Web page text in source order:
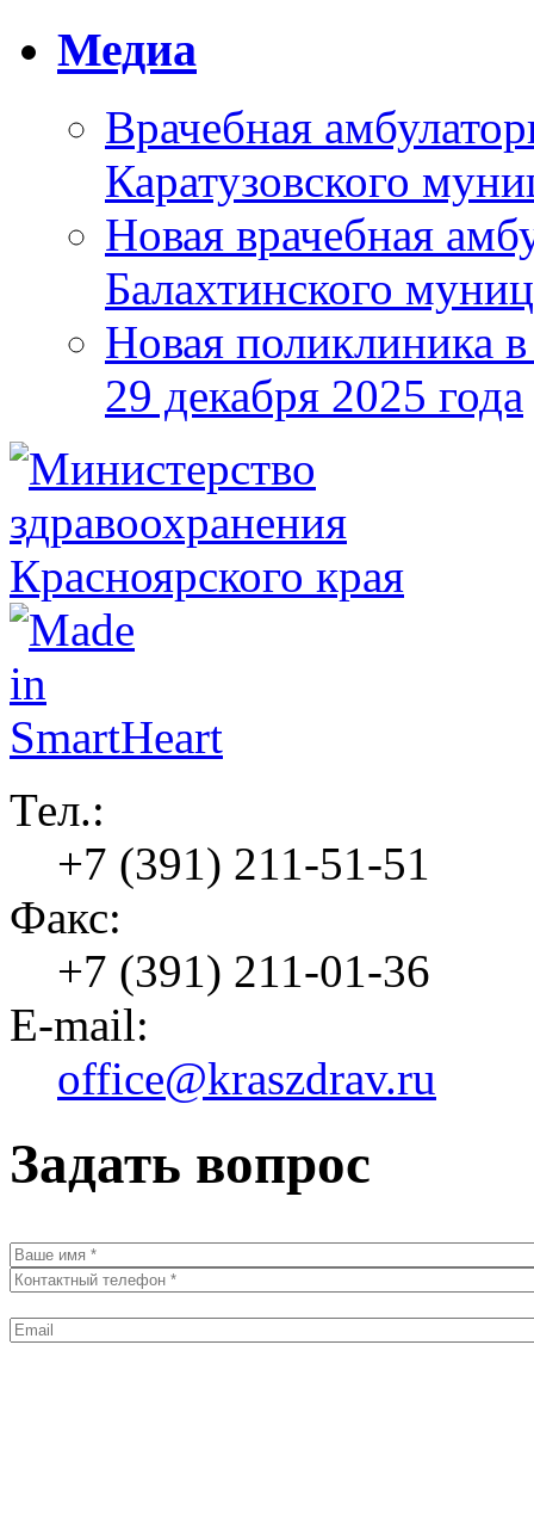
Медиа
Врачебная
Каратузовского
Новая врачебная
Балахтинского
Новая поликлиника
29 декабря 2025 года
Тел.:
+7 (391) 211-51-51
Факс:
+7 (391) 211-01-36
E-mail:
office@kraszdrav.ru
Задать вопрос